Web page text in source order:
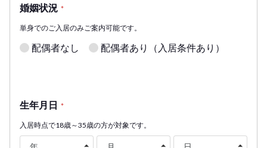
婚姻状況 *
単身でのご入居のみご案内可能です。
配偶者なし 配偶者あり（入居条件あり）
生年月日 *
入居時点で18歳～35歳の方が対象です。